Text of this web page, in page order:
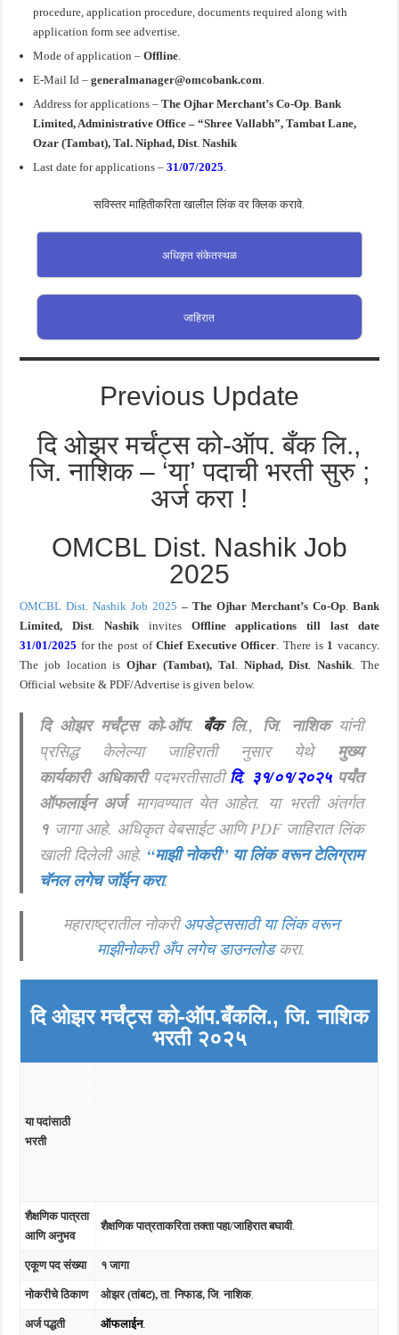
procedure, application procedure, documents required along with
application form see advertise
Mode of application –Offline
E-Mail Id –generalmanager@omcobank.com
Address forapplications – The Ojhar Merchant’s Co-Op .Bank
Limited, Administrative Office – “Shree Vallabh”, Tambat Lane,
Ozar (Tambat), Tal. Niphad,Dist .Nashik
Last date for applications –31/07/2025
सविस्तर माहितीकरिता खालील लिंक वर क्लिक करावे.
अधिकृत संकेतस्थळ
जाहिरात
Previous Update
दि ओझर मर्चंट्स को-ऑप. बँक लि.,
जि. नाशिक – ‘या’ पदाची भरती सुरु ;
अर्ज करा !
OMCBL Dist. Nashik Job
2025
OMCBL Dist. Nashik Job 2025 – The Ojhar Merchant’s Co-Op. Bank
Limited, Dist
Nashikinvites Offlineapplications
till last date
31/01/2025 for the post of Chief Executive Officer . There is 1 vacancy.
The job location isOjhar (Tambat), Tal Niphad, Dist .Nashik . The
Official website & PDF/Advertise is given below.
दि ओझर मर्चंट्स को-ऑप. बँकलि., जि. नाशिकयांनी
प्रसिद्ध केलेल्या जाहिराती नुसार येथे मुख्य
कार्यकारी अधिकारीपदभरतीसाठीदि. ३१/०१/२०२५ पर्यंत
ऑफलाईन अर्ज मागवण्यात येत आहेत. या भरती अंतर्गत
१ जागा आहे. अधिकृत वेबसाईट आणि PDF जाहिरात लिंक
खाली दिलेली आहे. “माझी नोकरी” या लिंक वरून टेलिग्राम
चॅनल लगेच जॉईन करा.
महाराष्ट्रातील नोकरीअपडेट्ससाठी या लिंक वरून
माझीनोकरी अँप लगेच डाउनलोडकरा.
दि ओझर मर्चंट्स को-ऑप.बँकलि., जि. नाशिक
भरती २०२५
या पदांसाठी
भरती
शैक्षणिक पात्रता
आणि अनुभव
शैक्षणिक पात्रताकरिता तक्ता पहा/जाहिरात बघावी.
एकूण पद संख्या १ जागा
नोकरीचे ठिकाण ओझर (तांबट), ता. निफाड, जि.नाशिक.
अर्ज पद्धती ऑफलाईन.